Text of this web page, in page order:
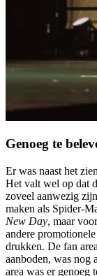
Genoeg te
Er was naast het
Het valt wel op dat
zoveel aanwezig
maken als Spider-
New Day, maar
andere
drukken. De fan
aanboden, was nog
area was er genoeg